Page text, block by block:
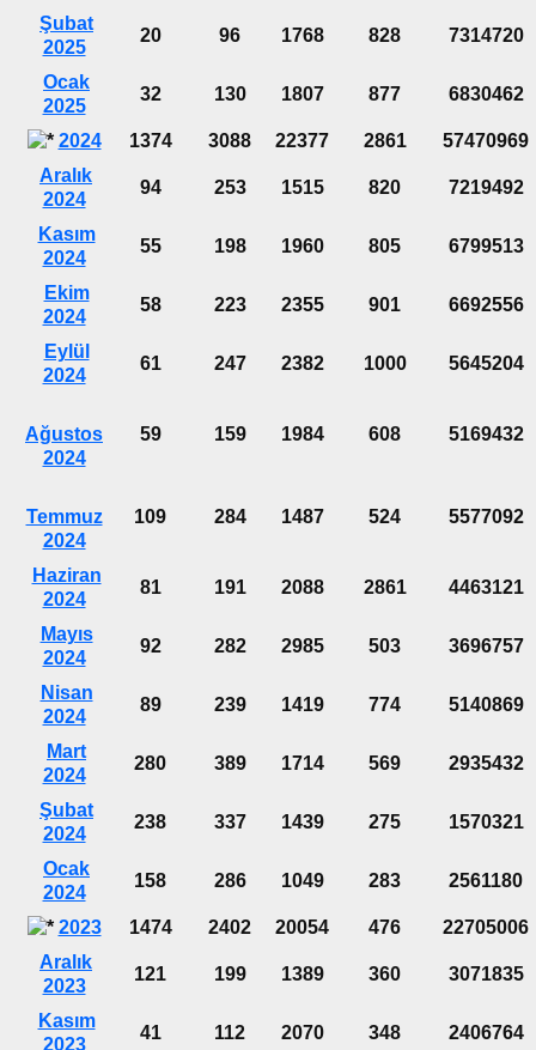
Şubat
2025
20 96 1768 828 7314720
Ocak
2025
32 130 1807 877 6830462
2024 1374 3088 22377 2861
57470969
Aralık
2024
94 253 1515 820 7219492
Kasım
2024
55 198 1960 805 6799513
Ekim
2024
58 223 2355 901 6692556
Eylül
2024
61 247 2382 1000 5645204
Ağustos
2024
59 159 1984 608 5169432
Temmuz
2024
109 284 1487 524 5577092
Haziran
2024
81 191 2088 2861 4463121
Mayıs
2024
92 282 2985 503 3696757
Nisan
2024
89 239 1419 774 5140869
Mart
2024
280 389 1714 569 2935432
Şubat
2024
238 337 1439 275 1570321
Ocak
2024
158 286 1049 283 2561180
2023 1474 2402 20054 476
22705006
Aralık
2023
121 199 1389 360 3071835
Kasım
2023
41 112 2070 348 2406764